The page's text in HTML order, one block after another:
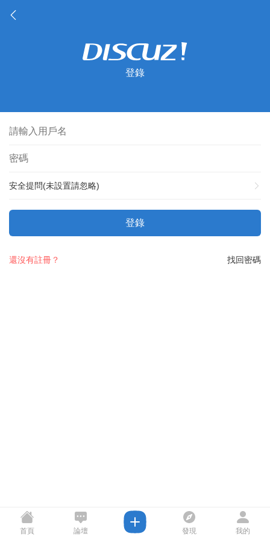
登錄
安全提問(未設置請忽略)
登錄
找回密碼
還沒有註冊？
首頁 論壇 發現 我的